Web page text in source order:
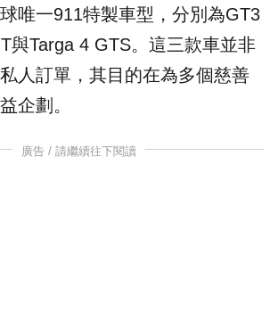
唯一911特製車型，分別為GT3
與Targa 4 GTS。這三款車並非
人訂單，其目的在為多個慈善
企劃。
廣告 / 請繼續往下閱讀